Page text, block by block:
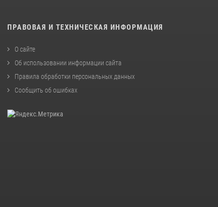
ПРАВОВАЯ И ТЕХНИЧЕСКАЯ ИНФОРМАЦИЯ
О сайте
Об использовании информации сайта
Правила обработки персональных данных
Сообщить об ошибках